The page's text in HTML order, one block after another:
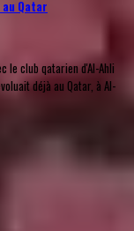
Qatar
le club qatarien d'Al-Ahli
déjà au Qatar, à Al-